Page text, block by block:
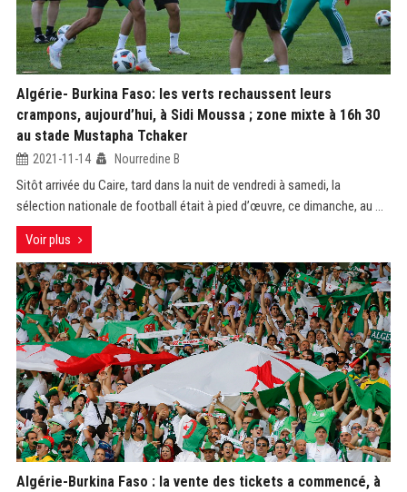
Algérie- Burkina Faso: les verts rechaussent leurs
crampons, aujourd’hui, à Sidi Moussa ; zone mixte à 16h 30
au stade Mustapha Tchaker
2021-11-14 Nourredine B
Sitôt arrivée du Caire, tard dans la nuit de vendredi à samedi, la
sélection nationale de football était à pied d’œuvre, ce dimanche, au ...
Voir plus
Algérie-Burkina Faso : la vente des tickets a commencé, à